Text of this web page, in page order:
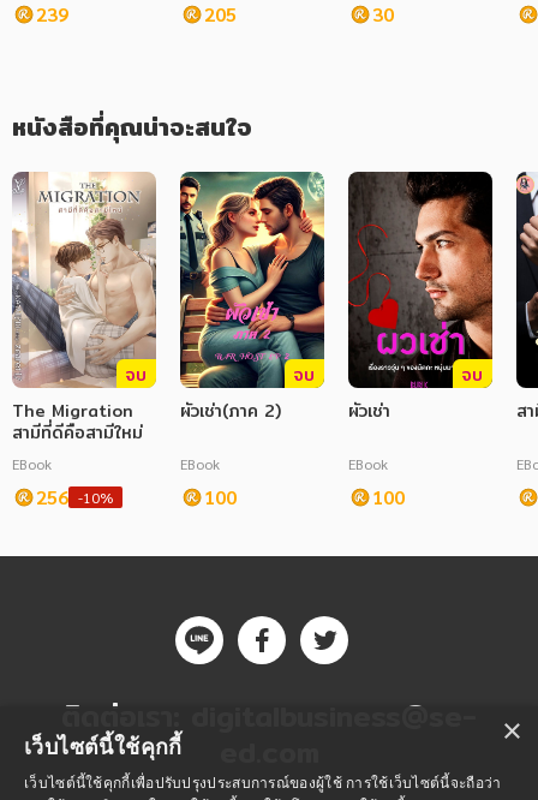
การ์ตูนมังงะ (Manga)
239 205 30
หนังสือที่คุณน่าจะสนใจ
จบ
The Migration
สามีที่ดีคือสามีใหม่
EBook
256 -10%
จบ
ผัวเช่า(ภาค 2)
EBook
100
จบ
ผัวเช่า
EBook
100
ส
ติดต่อเรา: digitalbusiness@se- ×
เว็บไซต์นี้ใช้คุกกี้
เว็บไซต์นี้ใช้คุกกี้เพื่อปรับปรุงประสบการณ์ของผู้ใช้ การใช้เว็บไซต์นี้จะถือว่า